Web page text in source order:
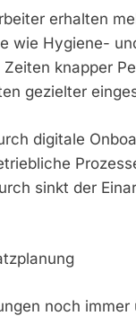
erhalten
wie Hygiene-
knapper
gezielter
digitale
sinkt der
noch